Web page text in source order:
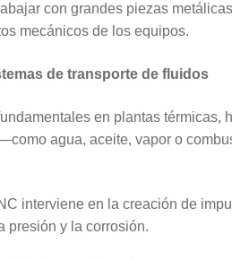
con grandes piezas
mecánicos de los equipos.
de transporte de fluidos
en plantas térmicas,
agua, aceite, vapor o
interviene en la creación de
presión y la corrosión.